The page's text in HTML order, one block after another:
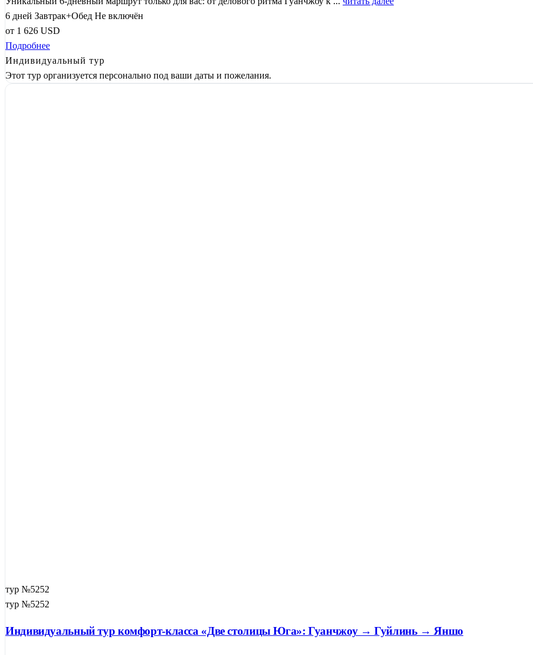
6 дней Завтрак+Обед Не включён
от 1 626 USD
Подробнее
Индивидуальный тур
Этот тур организуется персонально под ваши даты и пожелания.
тур №5252
тур №5252
Индивидуальный тур комфорт-класса «Две столицы Юга»: Гуанчжоу → Гуйлинь → Яншо